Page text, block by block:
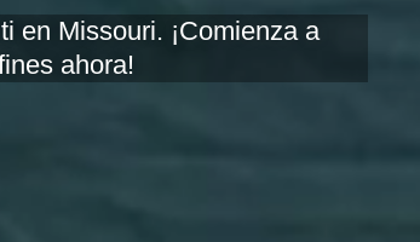
en Missouri. ¡Comienza a
ahora!